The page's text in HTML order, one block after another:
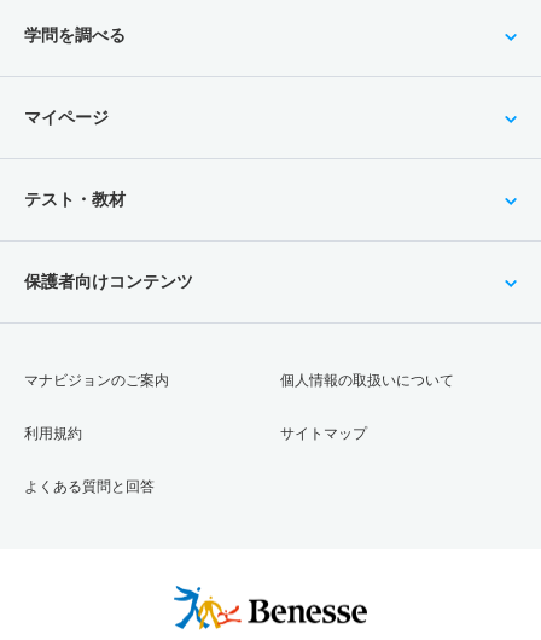
学問を調べる
マイページ
テスト・教材
保護者向けコンテンツ
マナビジョンのご案内
利用規約
よくある質問と回答
個人情報の取扱いについて
サイトマップ